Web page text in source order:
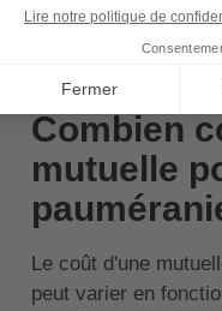
Combien
mutuelle
Le coût d'une
peut varier en